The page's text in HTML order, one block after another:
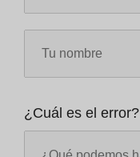
¿Cuál es el error?